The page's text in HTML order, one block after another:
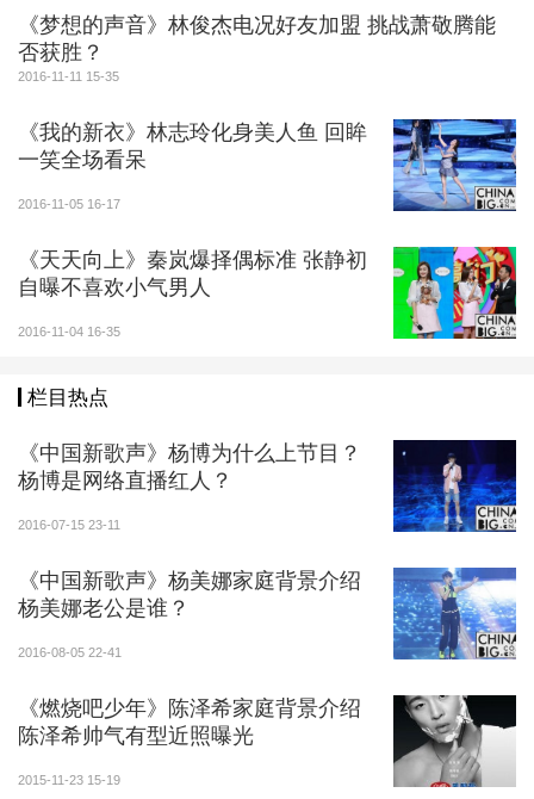
《梦想的声音》林俊杰电况好友加盟 挑战萧敬腾能
否获胜？
2016-11-11 15-35
《我的新衣》林志玲化身美人鱼 回眸
一笑全场看呆
2016-11-05 16-17
《天天向上》秦岚爆择偶标准 张静初
自曝不喜欢小气男人
2016-11-04 16-35
栏目热点
《中国新歌声》杨博为什么上节目？
杨博是网络直播红人？
2016-07-15 23-11
《中国新歌声》杨美娜家庭背景介绍
杨美娜老公是谁？
2016-08-05 22-41
《燃烧吧少年》陈泽希家庭背景介绍
陈泽希帅气有型近照曝光
2015-11-23 15-19